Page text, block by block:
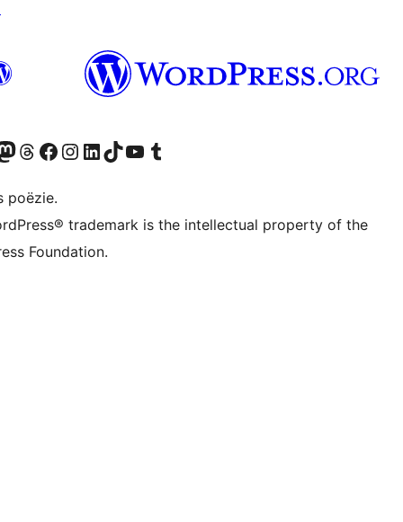
account
Bluesky account
ons Mastodon account
Bezoek ons Threads account
Onze Facebook pagina bezoeken
Bezoek ons Instagram account
Bezoek ons LinkedIn account
Bezoek ons TikTok account
Bezoek ons YouTube kanaalBezoek ons Tumblr account
poëzie.
trademark is the intellectual property of the
Foundation.